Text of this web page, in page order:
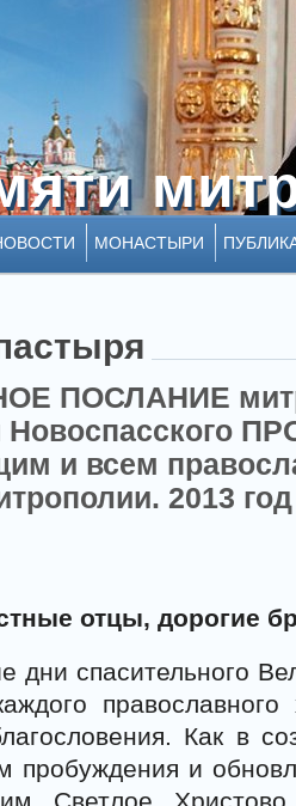
МОНАСТЫРИ
ПОСЛАНИЕ
и всем
2013 год
отцы, дорогие
дни спасительного
Как в
пробуждения и
Светлое Христово